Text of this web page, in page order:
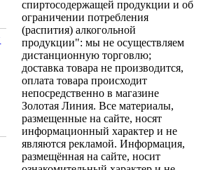
спиртосодержащей продукции и об
ограничении потребления
(распития) алкогольной
продукции": мы не осуществляем
дистанционную торговлю;
доставка товара не производится,
оплата товара происходит
непосредственно в магазине
Золотая Линия. Все материалы,
размещенные на сайте, носят
информационный характер и не
являются рекламой. Информация,
размещённая на сайте, носит